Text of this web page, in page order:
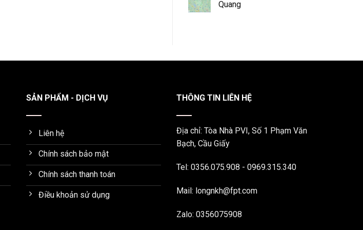
Quang
SẢN PHẨM - DỊCH VỤ
Liên hệ
Chính sách bảo mật
Chính sách thanh toán
Điều khoản sử dụng
THÔNG TIN LIÊN HỆ
Địa chỉ: Tòa Nhà PVI, Số 1 Phạm Văn
Bạch, Cầu Giấy
Tel: 0356.075.908 - 0969.315.340
Mail: longnkh@fpt.com
Zalo: 0356075908